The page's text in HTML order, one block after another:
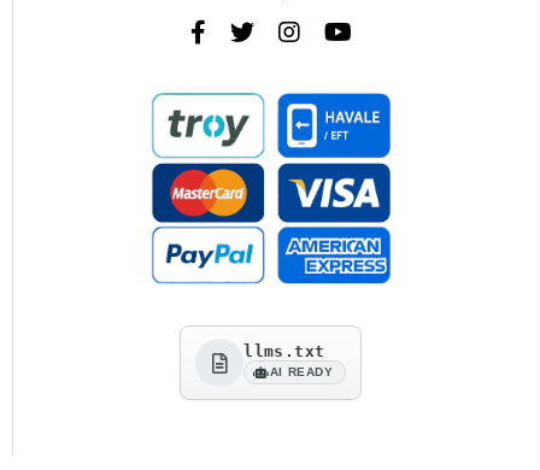
llms.txt
AI READY